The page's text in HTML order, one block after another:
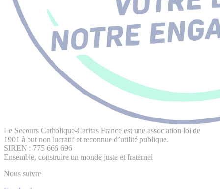
Le Secours Catholique-Caritas France est une association loi de
1901 à but non lucratif et reconnue d’utilité publique.
SIREN : 775 666 696
Ensemble, construire un monde juste et fraternel
Nous suivre